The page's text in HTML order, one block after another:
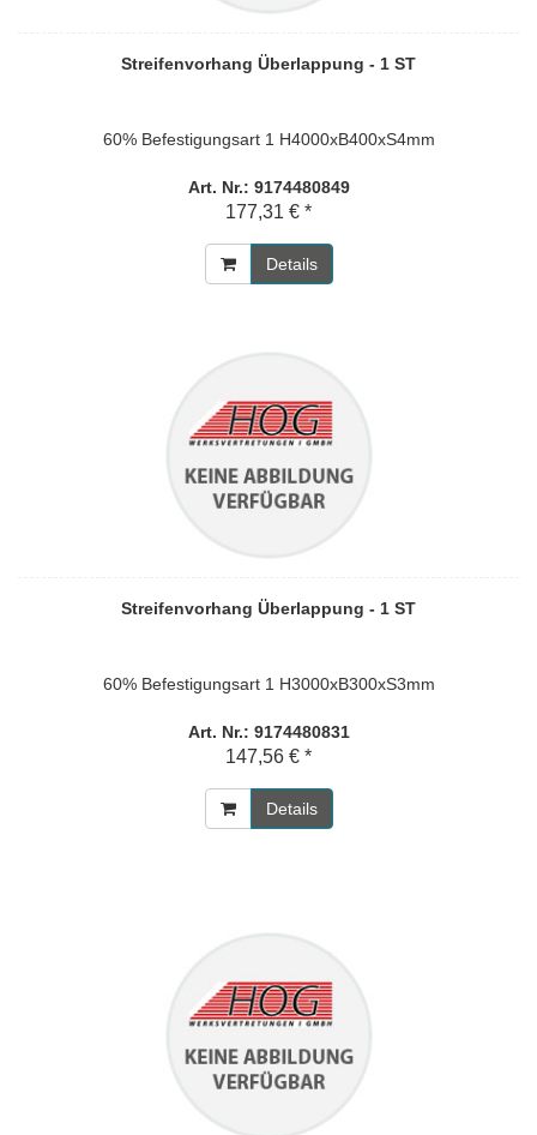
Streifenvorhang Überlappung - 1 ST
60% Befestigungsart 1 H4000xB400xS4mm
Art. Nr.: 9174480849
177,31 € *
Details
Streifenvorhang Überlappung - 1 ST
60% Befestigungsart 1 H3000xB300xS3mm
Art. Nr.: 9174480831
147,56 € *
Details